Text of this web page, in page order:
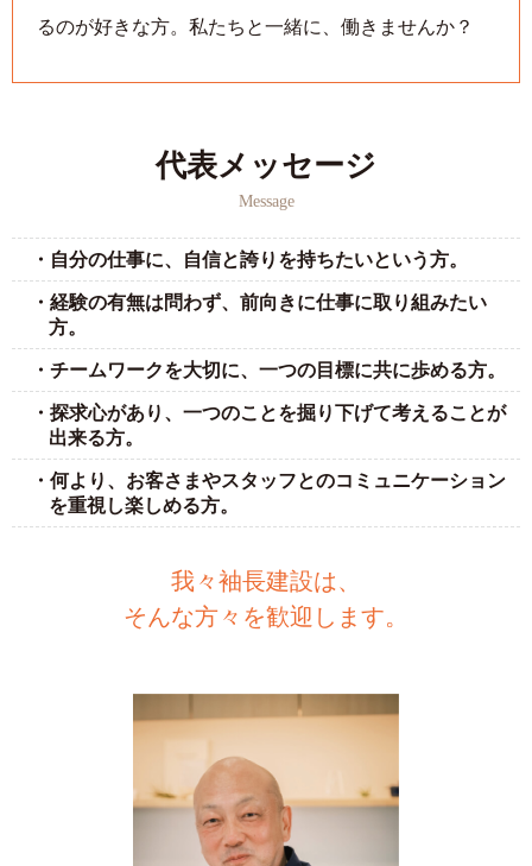
るのが好きな方。 私たちと一緒に、働きませんか？
代表メッセージ
Message
・自分の仕事に、自信と誇りを持ちたいという方。
・経験の有無は問わず、前向きに仕事に取り組みたい
方。
・チームワークを大切に、一つの目標に共に歩める方。
・探求心があり、一つのことを掘り下げて考えることが
出来る方。
・何より、お客さまやスタッフとのコミュニケーション
を重視し楽しめる方。
我々袖長建設は、
そんな方々を歓迎します。